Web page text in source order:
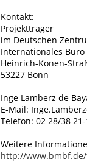
Kontakt:
Projektträger
im Deutschen
Internationales Büro
Heinrich-Konen-
53227 Bonn
Inge Lamberz de
E-Mail:
Telefon: 02 28/38
Weitere
http://